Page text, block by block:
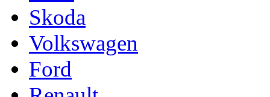
Skoda
Volkswagen
Ford